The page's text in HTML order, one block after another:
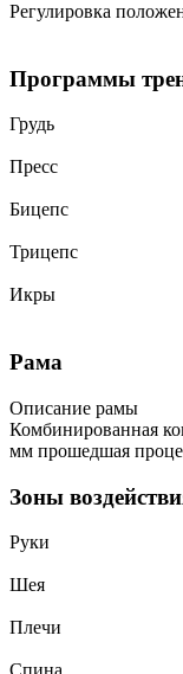
Регулировка
Программы
Грудь
Пресс
Бицепс
Трицепс
Икры
Рама
Описание рамы
Комбинированная
мм прошедшая
Зоны
Руки
Шея
Плечи